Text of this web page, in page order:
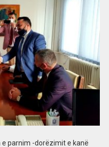
e parnim -dorëzimit e kanë